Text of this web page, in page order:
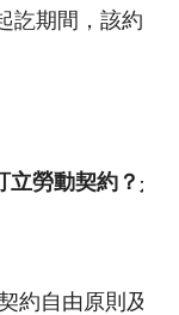
訖期間，該約定
立勞動契約？是
約自由原則及誠